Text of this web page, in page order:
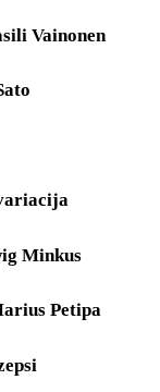
Vainonen
Minkus
Petipa